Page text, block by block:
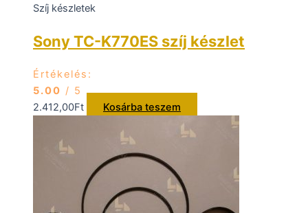
Szíj készletek
Sony TC-K770ES szíj készlet
Értékelés:
5.00 / 5
2.412,00Ft Kosárba teszem